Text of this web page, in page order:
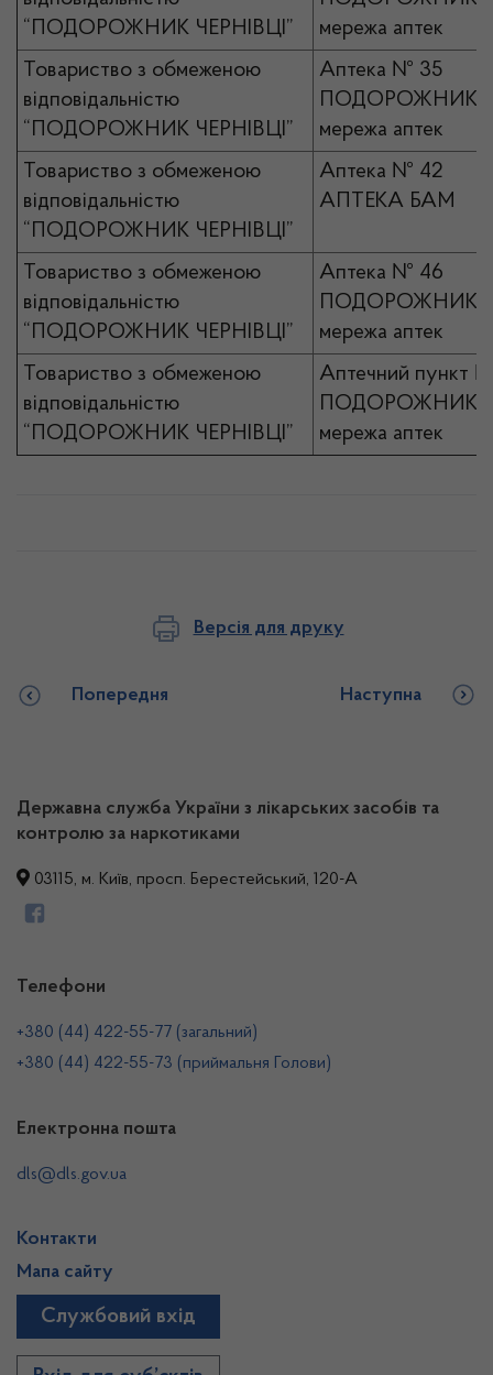
“ПОДОРОЖНИК ЧЕРНІВЦІ”
мережа аптек
Товариство з обмеженою
відповідальністю
“ПОДОРОЖНИК ЧЕРНІВЦІ”
Аптека № 35
ПОДОРОЖНИК
мережа аптек
Товариство з обмеженою
відповідальністю
“ПОДОРОЖНИК ЧЕРНІВЦІ”
Аптека № 42
АПТЕКА БАМ
Товариство з обмеженою
відповідальністю
“ПОДОРОЖНИК ЧЕРНІВЦІ”
Аптека № 46
ПОДОРОЖНИК
мережа аптек
Товариство з обмеженою
відповідальністю
“ПОДОРОЖНИК ЧЕРНІВЦІ”
Аптечний пункт
ПОДОРОЖНИК
мережа аптек
Версія для друку
Попередня Наступна
Державна служба України з лікарських засобів та
контролю за наркотиками
03115, м. Київ, просп. Берестейський, 120-А
Телефони
+380 (44) 422-55-77 (загальний)
+380 (44) 422-55-73 (приймальня Голови)
Електронна пошта
dls@dls.gov.ua
Контакти
Мапа сайту
Службовий вхід